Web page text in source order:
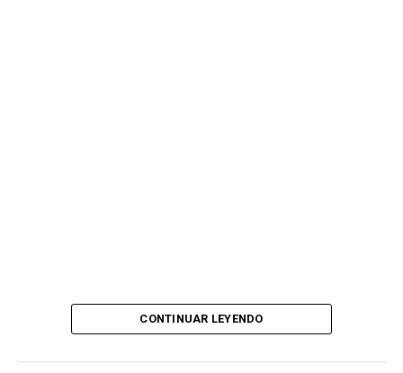
CONTINUAR LEYENDO